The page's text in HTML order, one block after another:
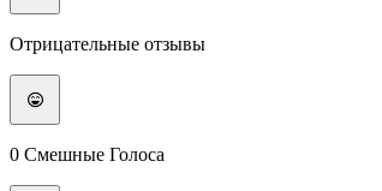
Отрицательные отзывы
0 Смешные Голоса